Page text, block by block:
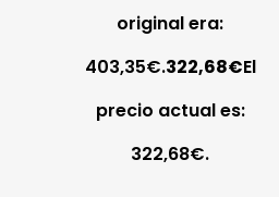
original era:
403,35€.322,68€El
precio actual es:
322,68€.